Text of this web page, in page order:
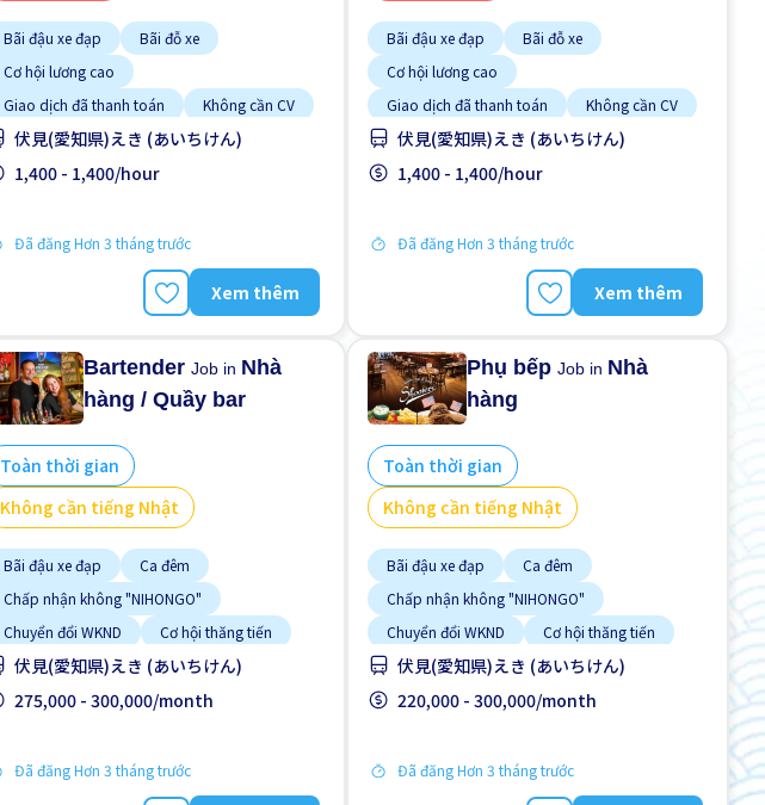
Bãi đậu xe đạp
Bãi đỗ xe
Cơ hội lương cao
Giao dịch đã thanh toán
Không cần CV
Không cần kinh nghiệm
Lao động người nước ngoài
Tạm ứng lương
伏見(愛知県)えき (あいちけん)
1,400 - 1,400/hour
Đã đăng Hơn 3 tháng trước
Xem thêm
Bãi đậu xe đạp
Bãi đỗ xe
Cơ hội lương cao
Giao dịch đã thanh toán
Không cần CV
Không cần kinh nghiệm
Lao động người nước ngoài
Tạm ứng lương
伏見(愛知県)えき (あいちけん)
1,400 - 1,400/hour
Đã đăng Hơn 3 tháng trước
Xem thêm
BartenderJob in Nhà
hàng / Quầy bar
Toàn thời gian
Không cần tiếng Nhật
Bãi đậu xe đạp
Ca đêm
Chấp nhận không "NIHONGO"
Chuyển đổi WKND
Cơ hội thăng tiến
Gần ga tàu
Hỗ trợ bữa ăn
Lao động người nước ngoài
伏見(愛知県)えき (あいちけん)
275,000 - 300,000/month
Đã đăng Hơn 3 tháng trước
Phụ bếpJob in Nhà
hàng
Toàn thời gian
Không cần tiếng Nhật
Bãi đậu xe đạp
Ca đêm
Chấp nhận không "NIHONGO"
Chuyển đổi WKND
Cơ hội thăng tiến
Gần ga tàu
Hỗ trợ bữa ăn
Lao động người nước ngoài
伏見(愛知県)えき (あいちけん)
220,000 - 300,000/month
Đã đăng Hơn 3 tháng trước